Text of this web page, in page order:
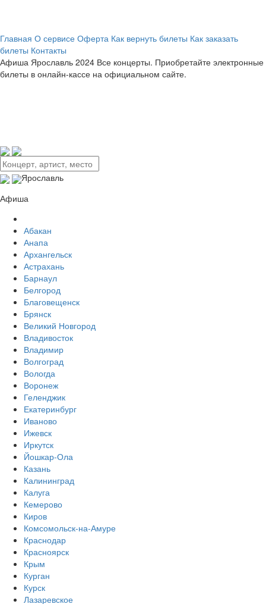
Главная О сервисе Оферта Как вернуть билеты Как заказать
билеты Контакты
Афиша Ярославль 2024 Все концерты. Приобретайте электронные
билеты в онлайн-кассе на официальном сайте.
Ярославль
Афиша
Абакан
Анапа
Архангельск
Астрахань
Барнаул
Белгород
Благовещенск
Брянск
Великий Новгород
Владивосток
Владимир
Волгоград
Вологда
Воронеж
Геленджик
Екатеринбург
Иваново
Ижевск
Иркутск
Йошкар-Ола
Казань
Калининград
Калуга
Кемерово
Киров
Комсомольск-на-Амуре
Краснодар
Красноярск
Крым
Курган
Курск
Лазаревское